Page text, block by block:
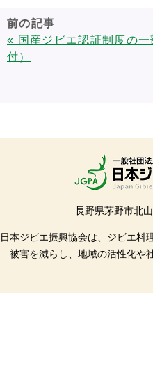
前の記事
« 国産ジビエ認証制度の
付）
長野県茅野市北
日本ジビエ振興協会は、ジビエ料
被害を減らし、地域の活性化や